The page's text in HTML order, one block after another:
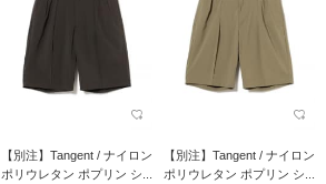
【別注】Tangent / ナイロン
ポリウレタン ポプリン シ...
【別注】Tangent / ナイロン
ポリウレタン ポプリン シ...